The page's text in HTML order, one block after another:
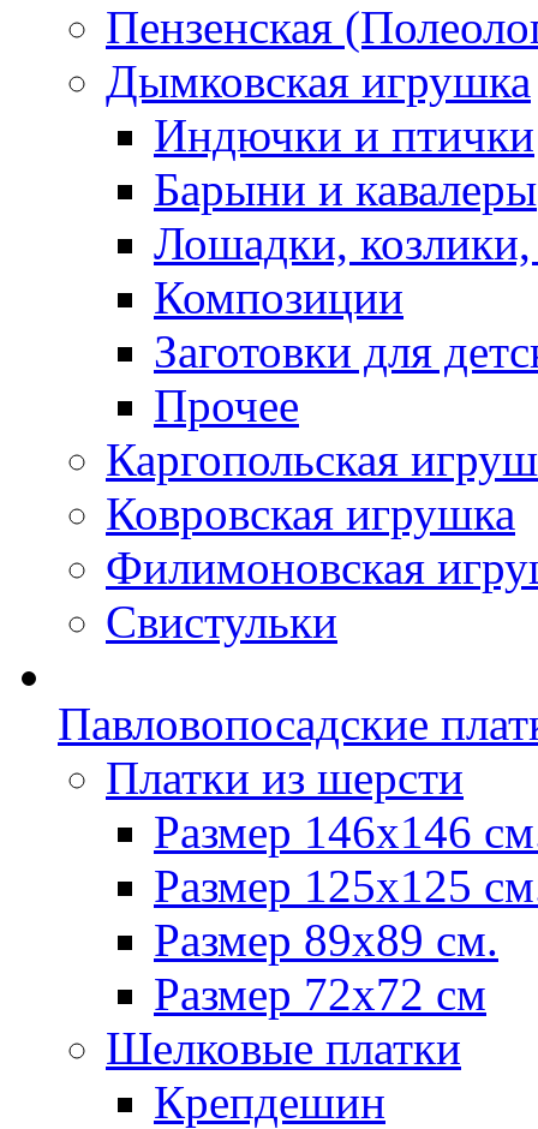
Пензенская
Дымковская игрушка
Индючки и птички
Барыни и кавалеры
Лошадки,
Композиции
Заготовки для
Прочее
Каргопольская
Ковровская игрушка
Филимоновская
Свистульки
Павловопосадские
Платки из шерсти
Размер 146х146
Размер 125х125
Размер 89х89 см.
Размер 72x72 см
Шелковые платки
Крепдешин